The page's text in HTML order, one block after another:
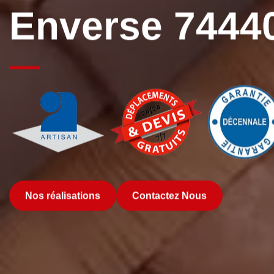
Enverse
Nos réalisations Contactez Nous